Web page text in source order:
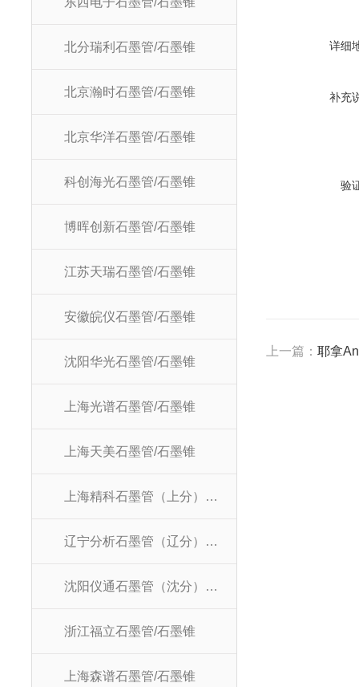
北分瑞利石墨管/石墨锥
北京瀚时石墨管/石墨锥
北京华洋石墨管/石墨锥
科创海光石墨管/石墨锥
博晖创新石墨管/石墨锥
江苏天瑞石墨管/石墨锥
安徽皖仪石墨管/石墨锥
沈阳华光石墨管/石墨锥
上海光谱石墨管/石墨锥
上海天美石墨管/石墨锥
上海精科石墨管（上分）/石墨锥
辽宁分析石墨管（辽分）/石墨锥
沈阳仪通石墨管（沈分）/石墨锥
浙江福立石墨管/石墨锥
上海森谱石墨管/石墨锥
详细
补充
验
上一篇：耶拿